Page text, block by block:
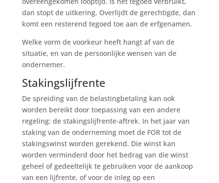
dan stopt de uitkering. Overlijdt de gerechtigde, dan
komt een resterend tegoed toe aan de erfgenamen.
Welke vorm de voorkeur heeft hangt af van de
situatie, en van de persoonlijke wensen van de
ondernemer.
Stakingslijfrente
De spreiding van de belastingbetaling kan ook
worden bereikt door toepassing van een andere
regeling: de stakingslijfrente-aftrek. In het jaar van
staking van de onderneming moet de FOR tot de
stakingswinst worden gerekend. Die winst kan
worden verminderd door het bedrag van die winst
geheel of gedeeltelijk te gebruiken voor de aankoop
van een lijfrente, of voor de inleg op een